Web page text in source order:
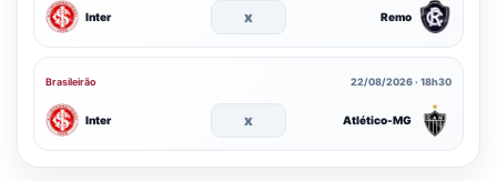
Inter x Remo
Brasileirão 22/08/2026 · 18h30
Inter x Atlético-MG